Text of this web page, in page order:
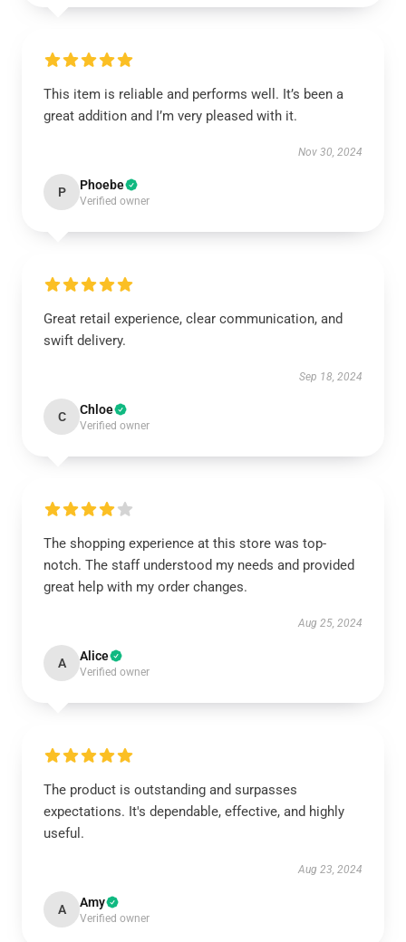
This item is reliable and performs well. It’s been a
great addition and I’m very pleased with it.
Nov 30, 2024
P Phoebe
Verified owner
Great retail experience, clear communication, and
swift delivery.
Sep 18, 2024
C Chloe
Verified owner
The shopping experience at this store was top-
notch. The staff understood my needs and provided
great help with my order changes.
Aug 25, 2024
A Alice
Verified owner
The product is outstanding and surpasses
expectations. It's dependable, effective, and highly
useful.
Aug 23, 2024
A Amy
Verified owner